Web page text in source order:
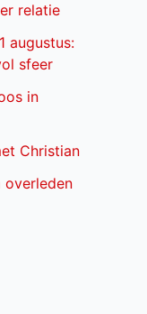
relatie
augustus:
sfeer
in
Christian
overleden